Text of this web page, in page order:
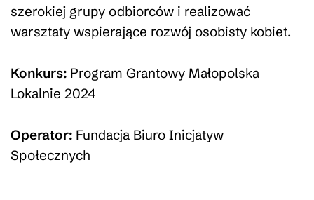
szerokiej grupy odbiorców i realizować
warsztaty wspierające rozwój osobisty kobiet.
Konkurs: Program Grantowy Małopolska
Lokalnie 2024
Operator: Fundacja Biuro Inicjatyw
Społecznych